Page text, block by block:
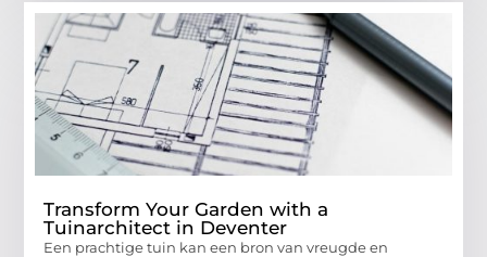
Transform Your Garden with a
Tuinarchitect in Deventer
Een prachtige tuin kan een bron van vreugde en